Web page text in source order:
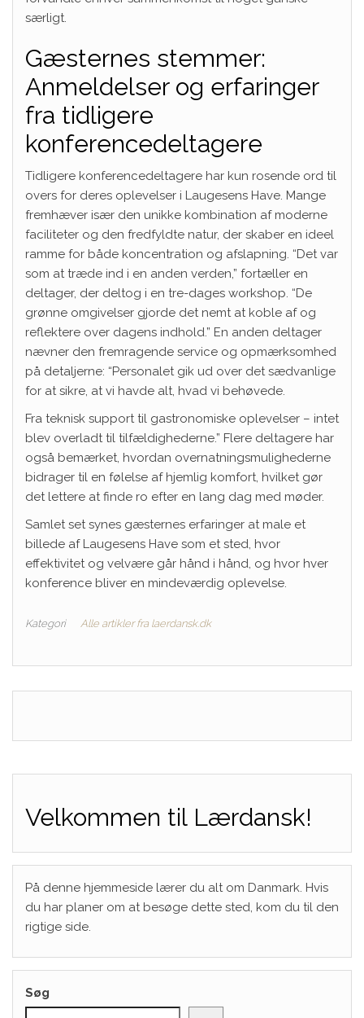
særligt.
Gæsternes stemmer:
Anmeldelser og erfaringer
fra tidligere
konferencedeltagere
Tidligere konferencedeltagere har kun rosende ord til
overs for deres oplevelser i Laugesens Have. Mange
fremhæver især den unikke kombination af moderne
faciliteter og den fredfyldte natur, der skaber en ideel
ramme for både koncentration og afslapning. “Det var
som at træde ind i en anden verden,” fortæller en
deltager, der deltog i en tre-dages workshop. “De
grønne omgivelser gjorde det nemt at koble af og
reflektere over dagens indhold.” En anden deltager
nævner den fremragende service og opmærksomhed
på detaljerne: “Personalet gik ud over det sædvanlige
for at sikre, at vi havde alt, hvad vi behøvede.
Fra teknisk support til gastronomiske oplevelser – intet
blev overladt til tilfældighederne.” Flere deltagere har
også bemærket, hvordan overnatningsmulighederne
bidrager til en følelse af hjemlig komfort, hvilket gør
det lettere at finde ro efter en lang dag med møder.
Samlet set synes gæsternes erfaringer at male et
billede af Laugesens Have som et sted, hvor
effektivitet og velvære går hånd i hånd, og hvor hver
konference bliver en mindeværdig oplevelse.
Kategori Alle artikler fra laerdansk.dk
Velkommen til Lærdansk!
På denne hjemmeside lærer du alt om Danmark. Hvis
du har planer om at besøge dette sted, kom du til den
rigtige side.
Søg